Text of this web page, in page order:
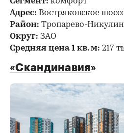
Адрес: Востряковское
Район: Тропарево-
Округ: ЗАО
Средняя цена 1 кв. м: 217
«Скандинавия»